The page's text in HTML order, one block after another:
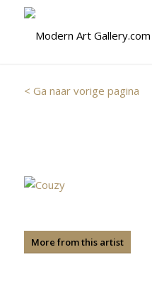
< Ga naar vorige pagina
More from this artist